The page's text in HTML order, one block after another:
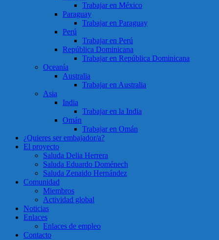
Trabajar en México
Paraguay
Trabajar en Paraguay
Perú
Trabajar en Perú
República Dominicana
Trabajar en República Dominicana
Oceanía
Australia
Trabajar en Australia
Asia
India
Trabajar en la India
Omán
Trabajar en Omán
¿Quieres ser embajador/a?
El proyecto
Saluda Delia Herrera
Saluda Eduardo Doménech
Saluda Zenaido Hernández
Comunidad
Miembros
Actividad global
Noticias
Enlaces
Enlaces de empleo
Contacto